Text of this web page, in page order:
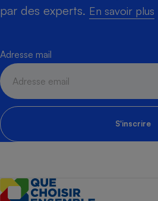
par des experts. En savoir plus
Adresse mail
S'inscrire